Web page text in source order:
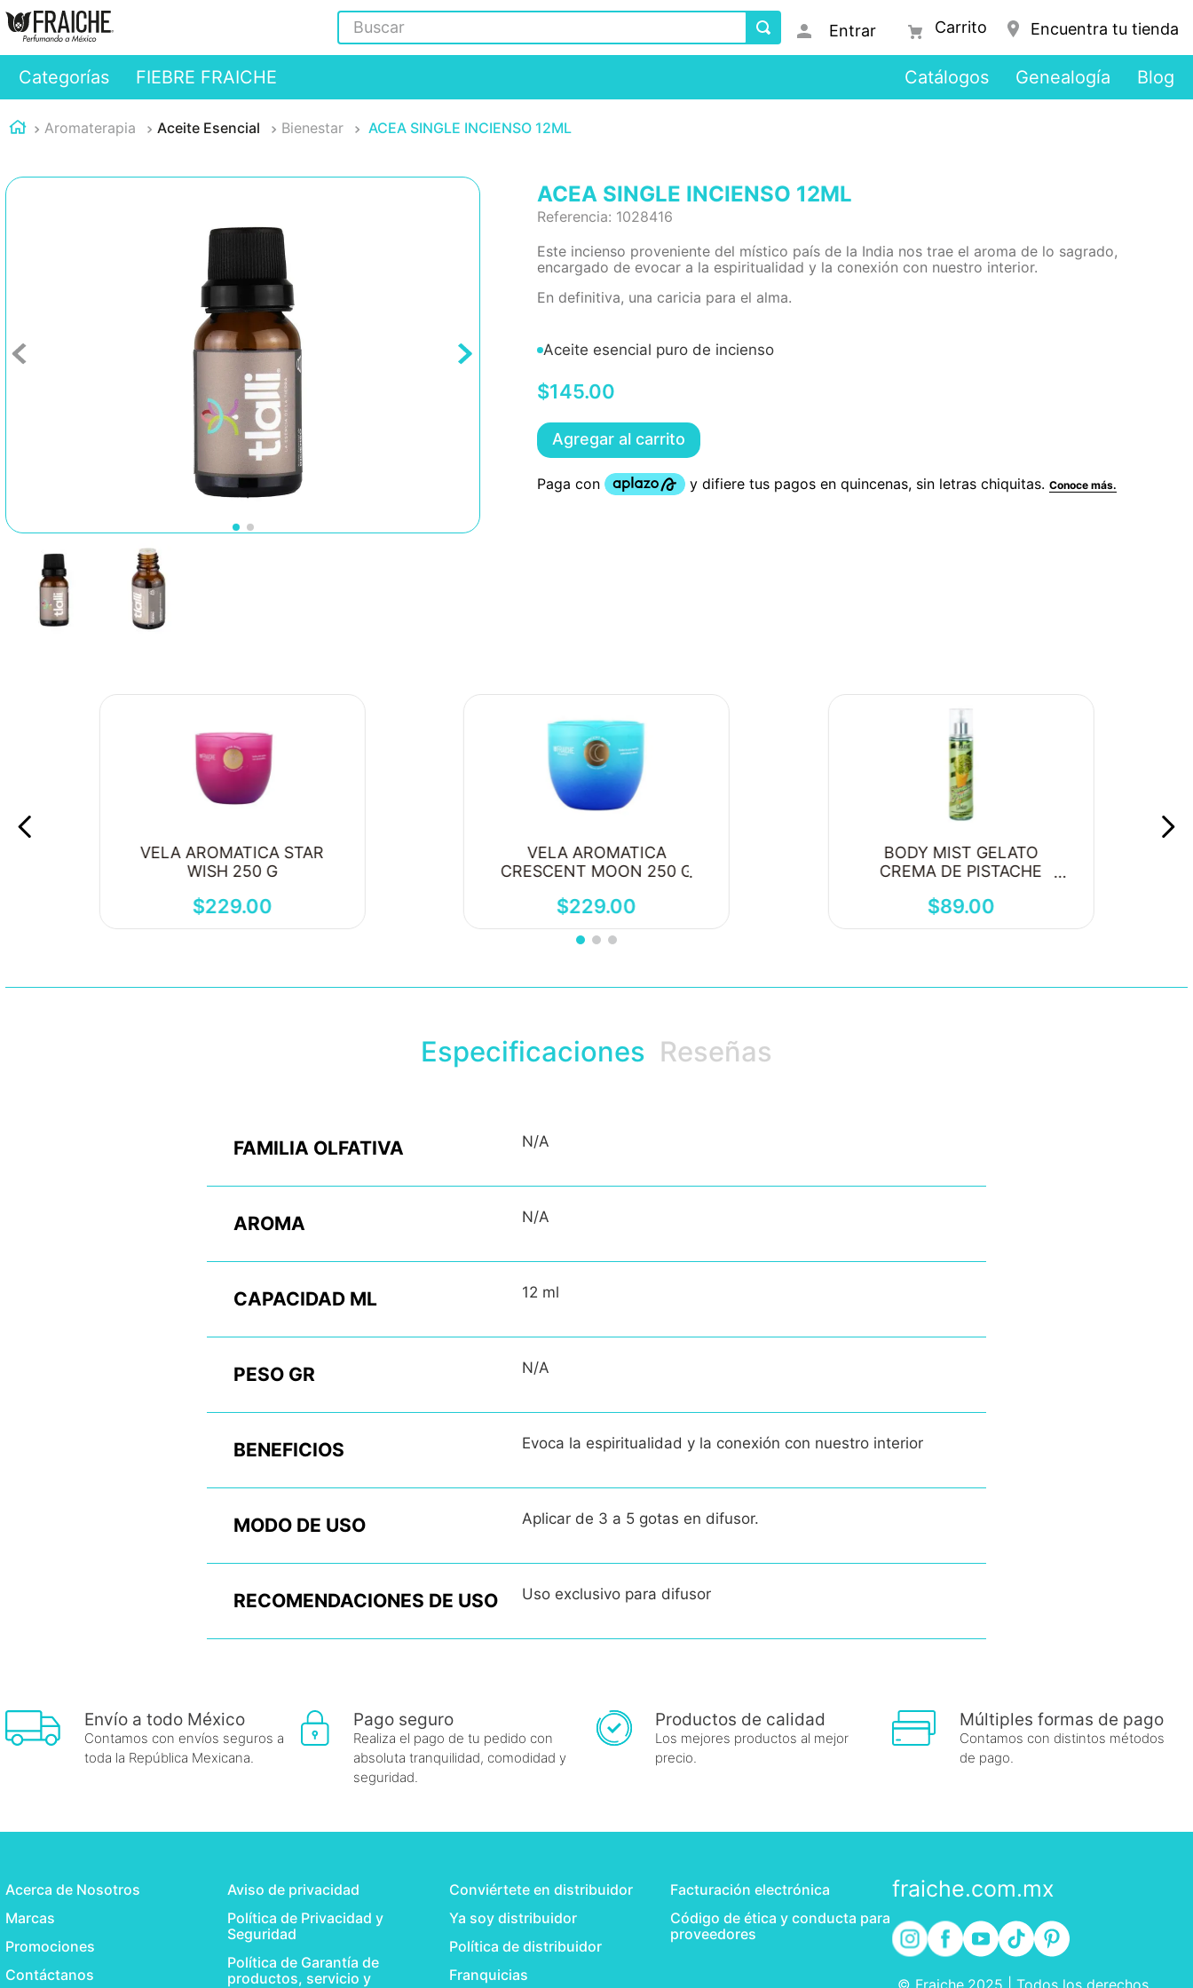
Buscar
Entrar Encuentra tu tienda
Categorías FIEBRE FRAICHE Catálogos Genealogía Blog
Aromaterapia Aceite Esencial Bienestar ACEA SINGLE INCIENSO 12ML
ACEA SINGLE INCIENSO 12ML
Referencia: 1028416
Este incienso proveniente del místico país de la India nos trae el aroma de lo sagrado,
encargado de evocar a la espiritualidad y la conexión con nuestro interior.
En definitiva, una caricia para el alma.
Aceite esencial puro de incienso
$145.00
Agregar al carrito
VELA AROMATICA STAR
WISH 250 G
$229.00
VELA AROMATICA
CRESCENT MOON 250 G
$229.00
BODY MIST GELATO
CREMA DE PISTACHE
$89.00
Especificaciones Reseñas
FAMILIA OLFATIVA N/A
AROMA N/A
CAPACIDAD ML 12 ml
PESO GR N/A
BENEFICIOS Evoca la espiritualidad y la conexión con nuestro interior
MODO DE USO Aplicar de 3 a 5 gotas en difusor.
RECOMENDACIONES DE USO Uso exclusivo para difusor
Envío a todo México
Contamos con envíos seguros a
toda la República Mexicana.
Pago seguro
Realiza el pago de tu pedido con
absoluta tranquilidad, comodidad y
seguridad.
Productos de calidad
Los mejores productos al mejor
precio.
Múltiples formas de pago
Contamos con distintos métodos
de pago.
Acerca de Nosotros
Marcas
Promociones
Contáctanos
Aviso de privacidad
Política de Privacidad y
Seguridad
Política de Garantía de
productos, servicio y
Conviértete en distribuidor
Ya soy distribuidor
Política de distribuidor
Franquicias
Facturación electrónica
Código de ética y conducta para
proveedores
fraiche.com.mx
© Fraiche,2025 | Todos los derechos